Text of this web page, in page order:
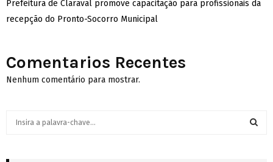
Prefeitura de Claraval promove capacitação para profissionais da
recepção do Pronto-Socorro Municipal
Comentarios Recentes
Nenhum comentário para mostrar.